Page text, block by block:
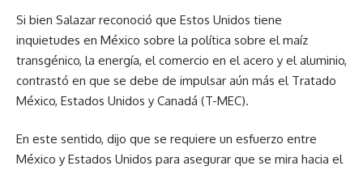
Si bien Salazar reconoció que Estos Unidos tiene
inquietudes en México sobre la política sobre el maíz
transgénico, la energía, el comercio en el acero y el aluminio,
contrastó en que se debe de impulsar aún más el Tratado
México, Estados Unidos y Canadá (T-MEC).
En este sentido, dijo que se requiere un esfuerzo entre
México y Estados Unidos para asegurar que se mira hacia el